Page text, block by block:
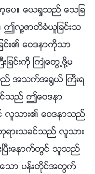
ေပ။ ေယရႈသည္ ေသျခ
ဤလူ႔ဇာတိခံယူျခင္းသ
ျခင္း၏ ေဝဒနာကိုသာ
င္းကို ႀကဳံေတြ႕ဖို႔မ
အသက္အ႐ြယ္ ႀကီးရ
သည္ ဤေဝဒနာ
င္ လူသား၏ ေဝဒနာသည္
ဘုရားသခင္သည္ လူသား
ၿပီးေနာက္တြင္ သူသည္
သာ ပန္းတိုင္အတြက္